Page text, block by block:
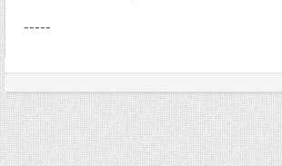
-----